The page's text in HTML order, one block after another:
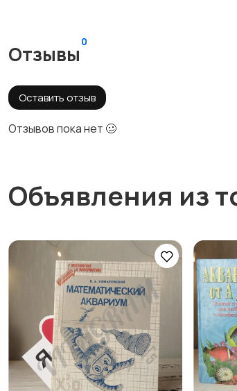
Отзывы
0
Оставить отзыв
Отзывов пока нет 🥴
Объявления из